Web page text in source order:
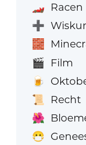
🏎️ Racen
➕
🧱
🎬 Film
🍺
📜 Recht
🌺
😷